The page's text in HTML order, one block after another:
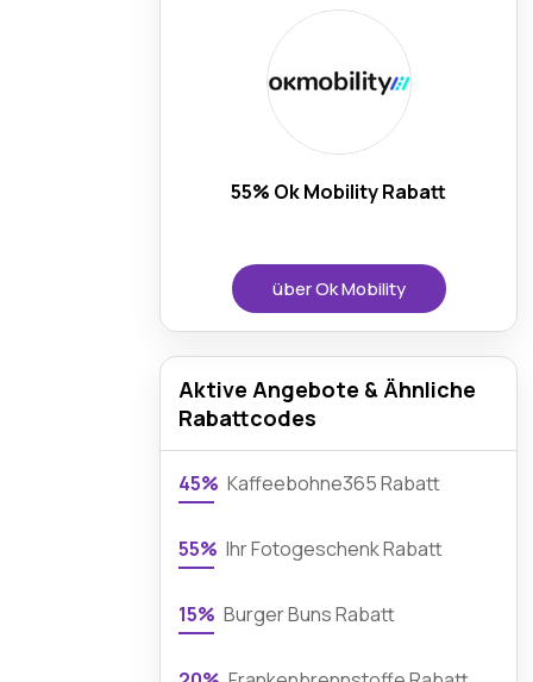
55% Ok Mobility Rabatt
über Ok Mobility
Aktive Angebote & Ähnliche
Rabattcodes
45% Kaffeebohne365 Rabatt
55% Ihr Fotogeschenk Rabatt
15% Burger Buns Rabatt